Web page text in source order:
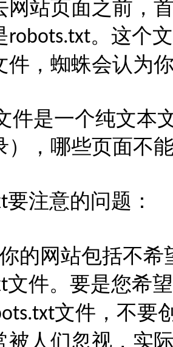
网站页面之前，
robots.txt。这个
件，蜘蛛会认为
件是一个纯文本
），哪些页面不
要注意的问题：
的网站包括不
文件。要是您希
文件，不要
被人们忽视，实